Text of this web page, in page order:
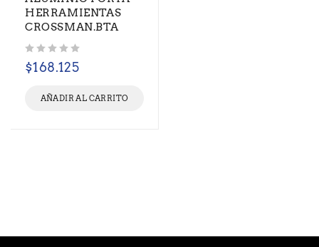
HERRAMIENTAS
CROSSMAN.BTA
$168.125
AÑADIR AL CARRITO